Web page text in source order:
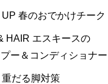
UP 春のおでかけチーク
HAIR エスキースの
ー＆コンディショナー
重だる脚対策